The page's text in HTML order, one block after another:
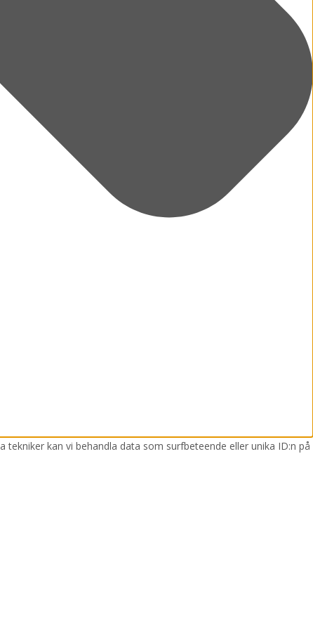
kan vi behandla data som surfbeteende eller unika ID:n på